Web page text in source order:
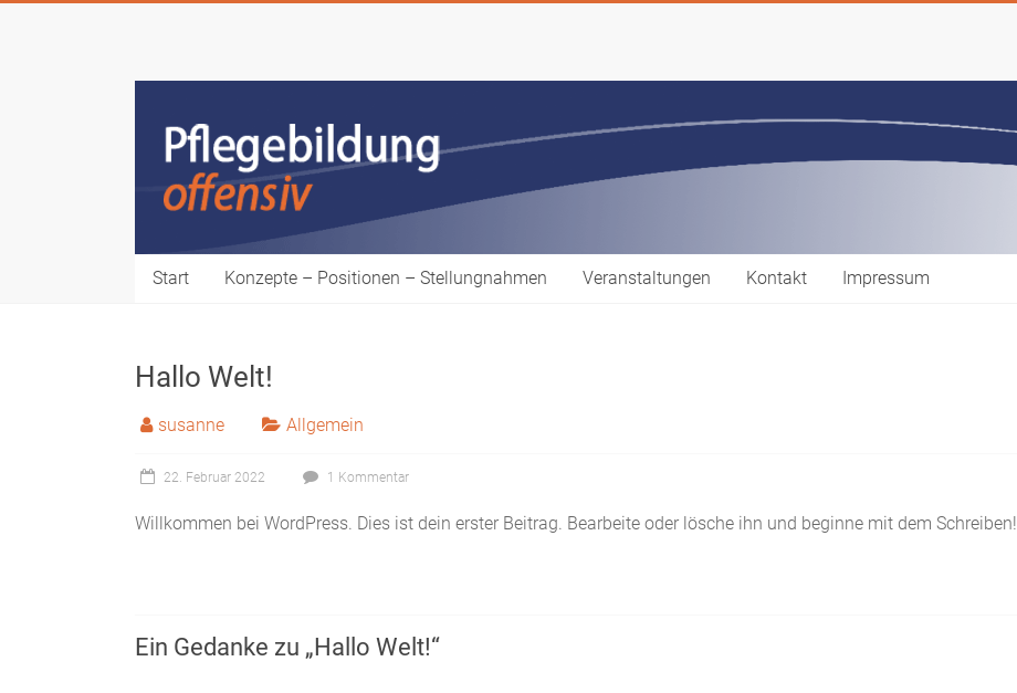
Pflegebildung
offensiv!
Start Konzepte – Positionen – Stellungnahmen Veranstaltungen Kontakt Impressum
Hallo Welt!
susanne Allgemein
22. Februar 2022 1 Kommentar
Willkommen bei WordPress. Dies ist dein erster Beitrag. Bearbeite oder lösche ihn und beginne mit dem Schreiben!
Ein Gedanke zu „Hallo Welt!“